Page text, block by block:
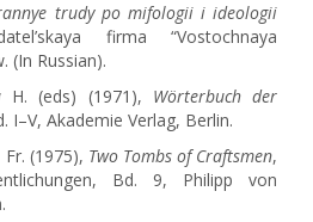
trudy po mifologii i ideologii
firma “Vostochnaya
(In Russian).
H. (eds) (1971), Wörterbuch der
I–V, Akademie Verlag, Berlin.
(1975), Two Tombs of Craftsmen,
Bd. 9, Philipp von